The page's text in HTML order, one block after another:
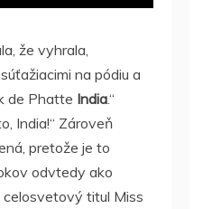
že vyhrala,
na pódiu a
de Phatte India.“
India!“ Zároveň
pretože je to
odvtedy ako
titul Miss